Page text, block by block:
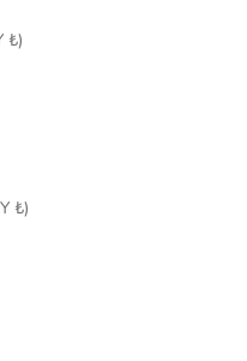
ABD Küçük Harici Adaları (TRY ₺)
Amerika Birleşik Devletleri (TRY ₺)